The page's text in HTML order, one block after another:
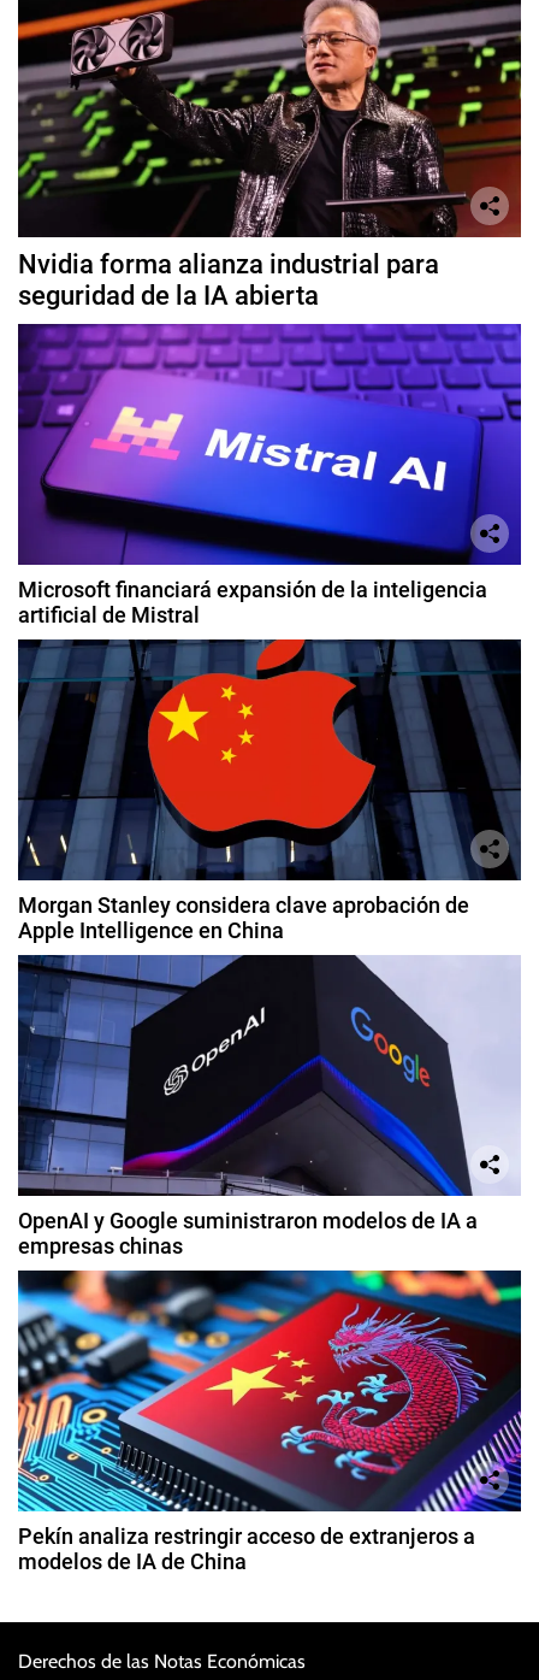
Nvidia forma alianza industrial para
seguridad de la IA abierta
Microsoft financiará expansión de la inteligencia
artificial de Mistral
Morgan Stanley considera clave aprobación de
Apple Intelligence en China
OpenAI y Google suministraron modelos de IA a
empresas chinas
Pekín analiza restringir acceso de extranjeros a
modelos de IA de China
Derechos de las Notas Económicas